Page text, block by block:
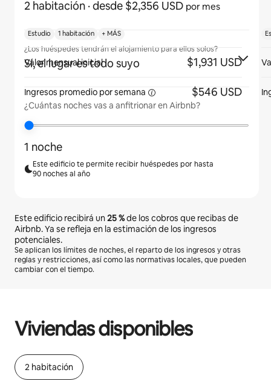
2 habitación · desde $2,356 USD por mes
¿Los huéspedes tendrán el alojamiento para ellos solos?
Sí, el lugar es todo suyo
¿Cuántas noches vas a anfitrionar en Airbnb?
1 noche
Este edificio te permite recibir huéspedes por hasta
90 noches al año
Este edificio recibirá un25 %de los cobros que recibas de
Airbnb. Ya se refleja en la estimación de los ingresos
potenciales.
Se aplican los límites de noches, el reparto de los ingresos y otras
reglas y restricciones, así como las normativas locales, que pueden
cambiar con el tiempo.
Viviendas disponibles
2 habitación
Estudio 1 habitación + MÁS
Valor mensual inicial $1,931 USD
Ingresos promedio por semana $546 USD